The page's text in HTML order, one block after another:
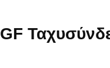
GF